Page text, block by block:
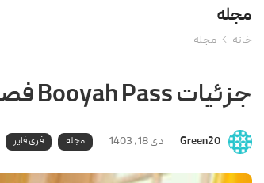
مجله
خانه مجله
جزئیات Booyah Pass فصل 20 فری فایر (تاریخ پایان، جوایز و..)
Green20 دی 18, 1403 مجله فری فایر